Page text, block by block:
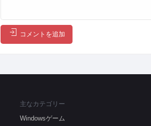
コメントを追加
主なカテゴリー
Windowsゲーム